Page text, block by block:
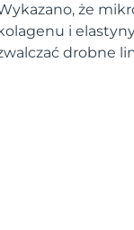
że
i
drobne